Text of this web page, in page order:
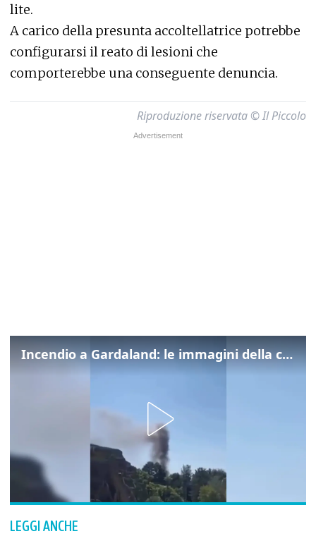
lite.
A carico della presunta accoltellatrice potrebbe
configurarsi il reato di lesioni che
comporterebbe una conseguente denuncia.
Riproduzione riservata © Il Piccolo
Incendio a Gardaland: le immagini della colonna di fumo
LEGGI ANCHE